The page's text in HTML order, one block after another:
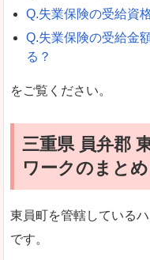
Q.失業保険の受給資
Q.失業保険の受給金
る？
をご覧ください。
三重県 員弁郡
ワークのまとめ
東員町を管轄しているハ
です。